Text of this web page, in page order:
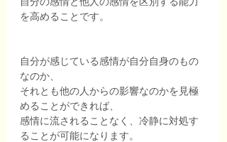
を高めることです。
自分が感じている感情が自分自身のもの
なのか、
それとも他の人からの影響なのかを見極
めることができれば、
感情に流されることなく、冷静に対処す
ることが可能になります。